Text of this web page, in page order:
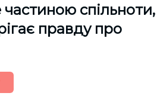
частиною спільноти,
правду про